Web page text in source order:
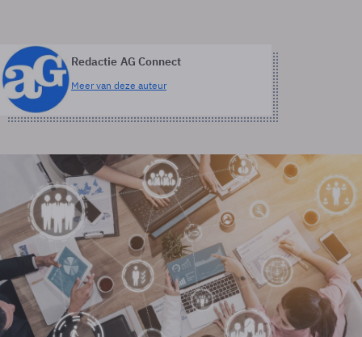
Redactie AG Connect
Meer van deze auteur